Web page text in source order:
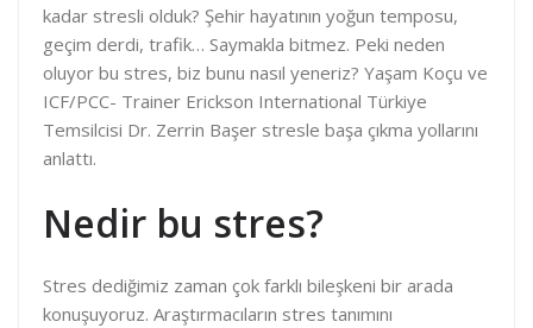
kadar stresli olduk? Şehir hayatının yoğun temposu,
geçim derdi, trafik… Saymakla bitmez. Peki neden
oluyor bu stres, biz bunu nasıl yeneriz? Yaşam Koçu ve
ICF/PCC- Trainer Erickson International Türkiye
Temsilcisi Dr. Zerrin Başer stresle başa çıkma yollarını
anlattı.
Nedir bu stres?
Stres dediğimiz zaman çok farklı bileşkeni bir arada
konuşuyoruz. Araştırmacıların stres tanımını